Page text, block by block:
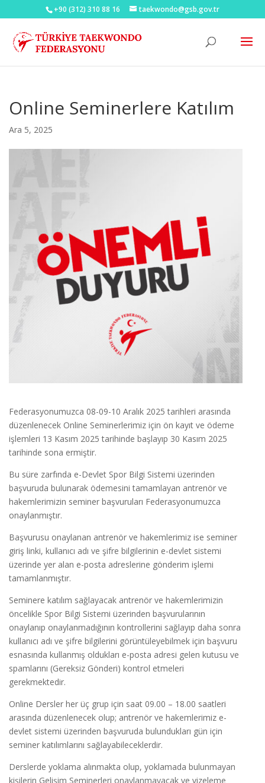
+90 (312) 310 88 16 taekwondo@gsb.gov.tr
Online Seminerlere Katılım
Ara 5, 2025
Federasyonumuzca 08-09-10 Aralık 2025 tarihleri arasında
düzenlenecek Online Seminerlerimiz için ön kayıt ve ödeme
işlemleri 13 Kasım 2025 tarihinde başlayıp 30 Kasım 2025
tarihinde sona ermiştir.
Bu süre zarfında e-Devlet Spor Bilgi Sistemi üzerinden
başvuruda bulunarak ödemesini tamamlayan antrenör ve
hakemlerimizin seminer başvuruları Federasyonumuzca
onaylanmıştır.
Başvurusu onaylanan antrenör ve hakemlerimiz ise seminer
giriş linki, kullanıcı adı ve şifre bilgilerinin e-devlet sistemi
üzerinde yer alan e-posta adreslerine gönderim işlemi
tamamlanmıştır.
Seminere katılım sağlayacak antrenör ve hakemlerimizin
öncelikle Spor Bilgi Sistemi üzerinden başvurularının
onaylanıp onaylanmadığının kontrollerini sağlayıp daha sonra
kullanıcı adı ve şifre bilgilerini görüntüleyebilmek için başvuru
esnasında kullanmış oldukları e-posta adresi gelen kutusu ve
spamlarını (Gereksiz Gönderi) kontrol etmeleri
gerekmektedir.
Online Dersler her üç grup için saat 09.00 – 18.00 saatleri
arasında düzenlenecek olup; antrenör ve hakemlerimiz e-
devlet sistemi üzerinden başvuruda bulundukları gün için
seminer katılımlarını sağlayabileceklerdir.
Derslerde yoklama alınmakta olup, yoklamada bulunmayan
kişilerin Gelişim Seminerleri onaylanmayacak ve vizeleme